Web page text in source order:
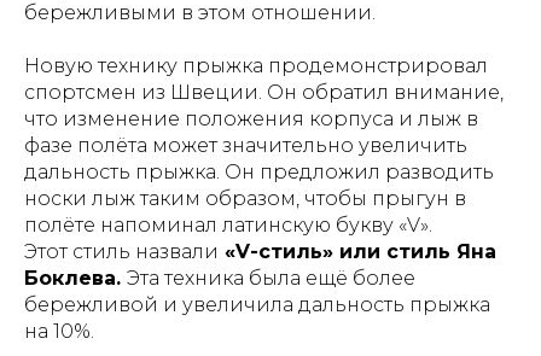
бережливыми в этом отношении.
Новую технику прыжка продемонстрировал
спортсмен из Швеции. Он обратил внимание,
что изменение положения корпуса и лыж в
фазе полёта может значительно увеличить
дальность прыжка. Он предложил разводить
носки лыж таким образом, чтобы прыгун в
полёте напоминал латинскую букву «V».
Этот стиль назвали «V-стиль» или стиль Яна
Боклева. Эта техника была ещё более
бережливой и увеличила дальность прыжка
на 10%.